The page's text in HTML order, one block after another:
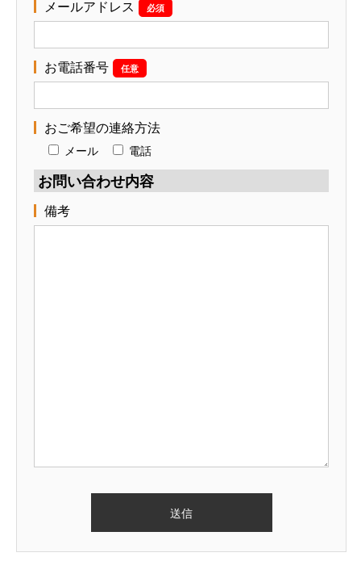
メールアドレス 必須
お電話番号 任意
おご希望の連絡方法
メール 電話
お問い合わせ内容
備考